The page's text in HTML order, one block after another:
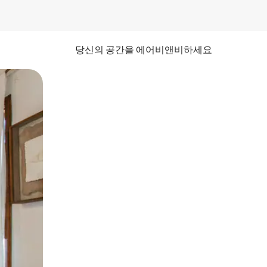
당신의 공간을 에어비앤비하세요